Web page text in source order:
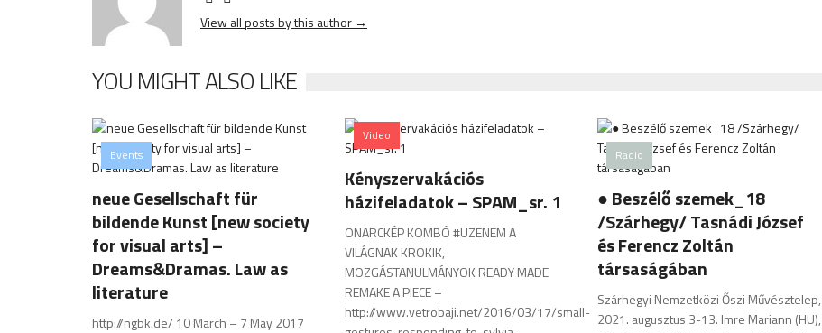
View all posts by this author →
YOU MIGHT ALSO LIKE
Events
neue Gesellschaft für
bildende Kunst [new society
for visual arts] –
Dreams&Dramas. Law as
literature
http://ngbk.de/ 10 March – 7 May 2017
Video
Kényszervakációs
házifeladatok – SPAM_sr. 1
ÖNARCKÉP KOMBÓ #ÜZENEM A
VILÁGNAK KROKIK,
MOZGÁSTANULMÁNYOK READY MADE
REMAKE A PIECE –
http://www.vetrobaji.net/2016/03/17/small-
Radio
● Beszélő szemek_18
/Szárhegy/ Tasnádi József
és Ferencz Zoltán
társaságában
Szárhegyi Nemzetközi Őszi Művésztelep,
2021. augusztus 3-13. Imre Mariann (HU),